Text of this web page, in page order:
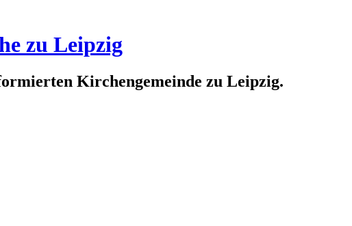
zu Leipzig
Kirchengemeinde zu Leipzig.